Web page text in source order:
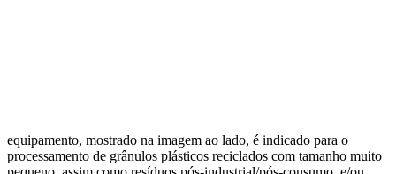
equipamento, mostrado na imagem ao lado, é indicado para o
processamento de grânulos plásticos reciclados com tamanho muito